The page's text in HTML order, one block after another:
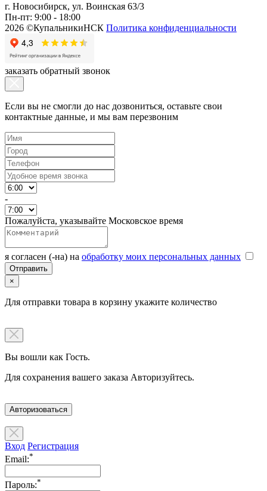
г. Новосибирск, ул. Воинская 63/3
Пн-пт: 9:00 - 18:00
2026 ©КупальникиНСК Политика конфиденциальности
заказать обратный звонок
Если вы не смогли до нас дозвониться, оставьте свои
контактные данные, и мы вам перезвоним
-
Пожалуйста, указывайте Московское время
я согласен (-на) на обработку моих персональных данных
×
Для отправки товара в корзину укажите количество
Вы вошли как Гость.
Для сохранения вашего заказа Авторизуйтесь.
Авторизоваться
Вход Регистрация
Email:*
Пароль:*